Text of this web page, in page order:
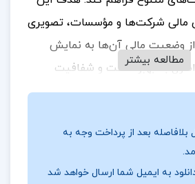
شرکت‌ها و مؤسسات، تصویری
وضعیت مالی آن‌ها به نمایش
اصول به بهبود دقت و شفافیت
و ارزیابی فعالیت‌های
پروژه باشید.
هزینه های یک طرح حسابداری
مطالعه بیشتر
بلافاصله بعد از پرداخت وجه به
به ایمیل شما ارسال خواهد شد